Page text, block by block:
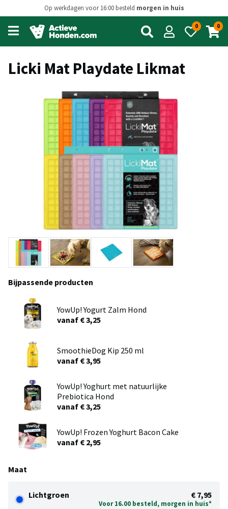
Op werkdagen voor 16:00 besteld morgen in huis
Open
main
menu
0 0
Licki Mat Playdate Likmat
Bijpassende producten
YowUp! Yogurt Zalm Hond
vanaf € 3,25
SmoothieDog Kip 250 ml
vanaf € 3,95
YowUp! Yoghurt met natuurlijke
Prebiotica Hond
vanaf € 3,25
YowUp! Frozen Yoghurt Bacon Cake
vanaf € 2,95
Maat
Lichtgroen € 7,95
Voor 16.00 besteld, morgen in huis*